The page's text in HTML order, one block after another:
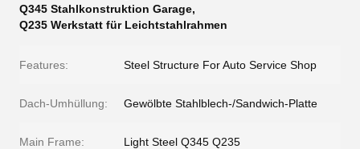
Q345 Stahlkonstruktion Garage,
Q235 Werkstatt für Leichtstahlrahmen
Features: Steel Structure For Auto Service Shop
Dach-Umhüllung: Gewölbte Stahlblech-/Sandwich-Platte
Main Frame: Light Steel Q345 Q235